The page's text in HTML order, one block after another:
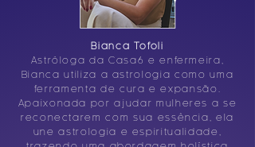
Bianca Tofoli
Astróloga da Casa6 e enfermeira,
Bianca utiliza a astrologia como uma
ferramenta de cura e expansão.
Apaixonada por ajudar mulheres a se
reconectarem com sua essência, ela
une astrologia e espiritualidade,